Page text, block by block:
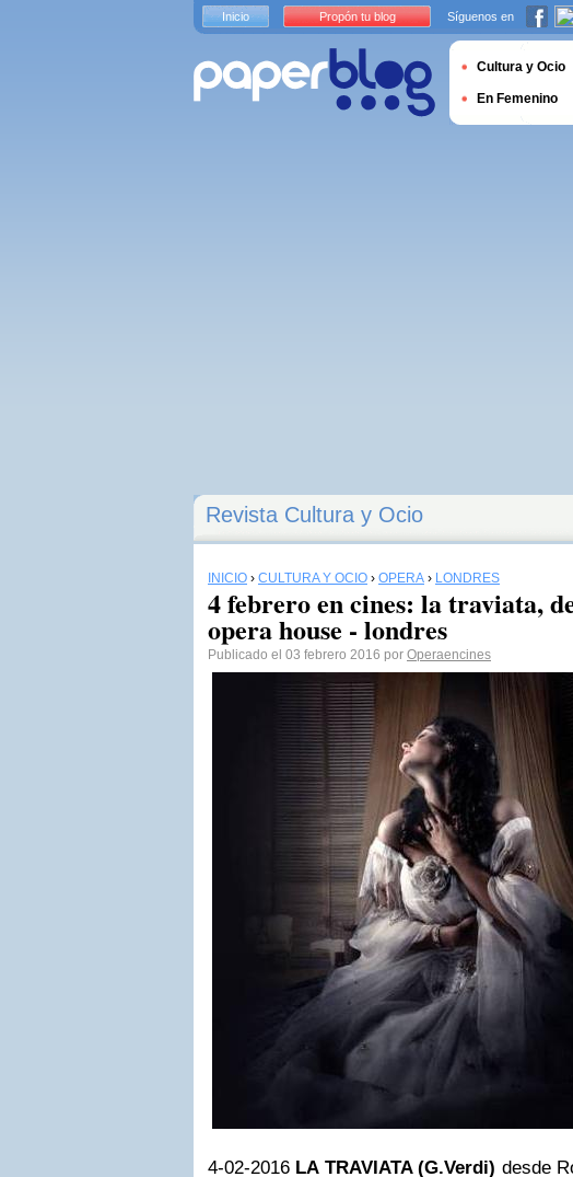
Revista Cultura y Ocio
INICIO › CULTURA Y OCIO › ÓPERA › LONDRES
4 febrero en cines: la traviata,
opera house - londres
Publicado el 03 febrero 2016 por Operaencines
4-02-2016 LA TRAVIATA (G.Verdi) desde
Inicio Propón tu blog Síguenos en
Cultura y Ocio
En Femenino